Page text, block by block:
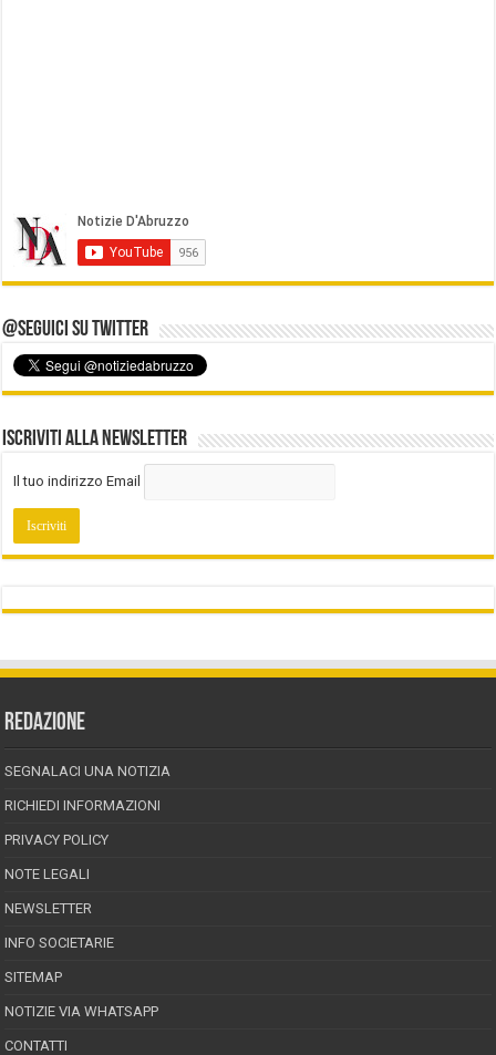
@Seguici su Twitter
Iscriviti alla Newsletter
Il tuo indirizzo Email
REDAZIONE
SEGNALACI UNA NOTIZIA
RICHIEDI INFORMAZIONI
PRIVACY POLICY
NOTE LEGALI
NEWSLETTER
INFO SOCIETARIE
SITEMAP
NOTIZIE VIA WHATSAPP
CONTATTI